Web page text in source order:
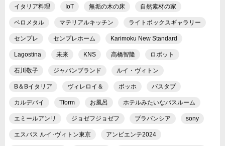
イタリア料理 IoT 無垢の木の床 自然素材の家
ベロメタル マテリアルキッチン ライトボックスギャラリー
センプレ センプレホーム Karimoku New Standard
Lagostina 未来 KNS 高橋智隆 ロボット
石川敬子 ジャパンブランド ルイ・ヴィトン
B＆Bイタリア ヴィレロイ＆ ボッホ バスタブ
カルデバイ Tform お風呂 ホテルみたいなバスルーム
エミールアンリ ジョゼフジョゼフ ブラバンシア sony
エスパス ルイ･ヴィトン東京 アンビエンテ2024